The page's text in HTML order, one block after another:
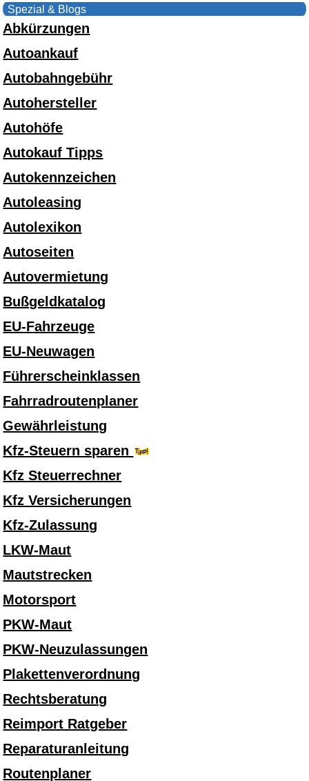
Spezial & Blogs
Abkürzungen
Autoankauf
Autobahngebühr
Autohersteller
Autohöfe
Autokauf Tipps
Autokennzeichen
Autoleasing
Autolexikon
Autoseiten
Autovermietung
Bußgeldkatalog
EU-Fahrzeuge
EU-Neuwagen
Führerscheinklassen
Fahrradroutenplaner
Gewährleistung
Kfz-Steuern sparen
Kfz Steuerrechner
Kfz Versicherungen
Kfz-Zulassung
LKW-Maut
Mautstrecken
Motorsport
PKW-Maut
PKW-Neuzulassungen
Plakettenverordnung
Rechtsberatung
Reimport Ratgeber
Reparaturanleitung
Routenplaner